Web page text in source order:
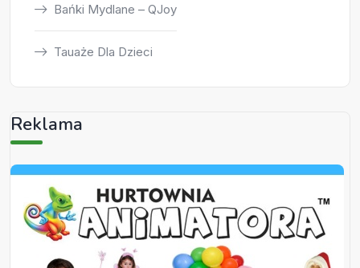
Bańki Mydlane – QJoy
Tauaże Dla Dzieci
Reklama